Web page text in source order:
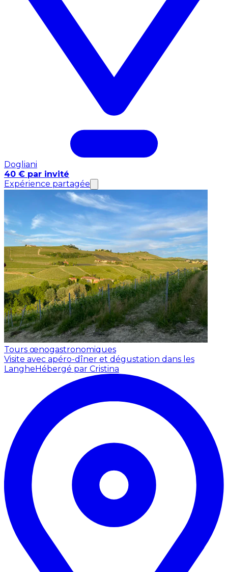
Dogliani
40 € par invité
Expérience partagée
Tours œnogastronomiques
Visite avec apéro-dîner et dégustation dans les
LangheHébergé par Cristina